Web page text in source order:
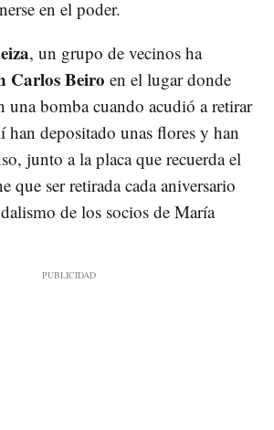
en el poder.
, un grupo de vecinos ha
Carlos Beiro en el lugar donde
una bomba cuando acudió a retirar
han depositado unas flores y han
junto a la placa que recuerda el
que ser retirada cada aniversario
de los socios de María